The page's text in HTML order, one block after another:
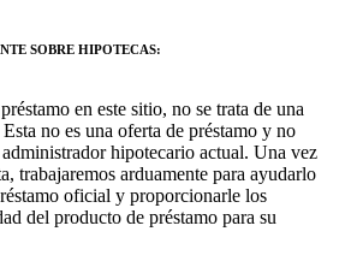
SOBRE HIPOTECAS:
en este sitio, no se trata de una
no es una oferta de préstamo y no
hipotecario actual. Una vez
trabajaremos arduamente para ayudarlo
oficial y proporcionarle los
del producto de préstamo para su